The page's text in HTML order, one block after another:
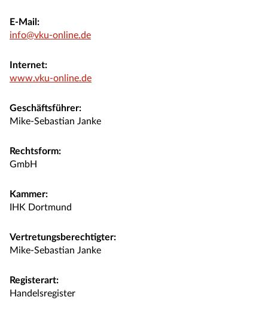
E-Mail:
info@vku-online.de
Internet:
www.vku-online.de
Geschäftsführer:
Mike-Sebastian Janke
Rechtsform:
GmbH
Kammer:
IHK Dortmund
Vertretungsberechtigter:
Mike-Sebastian Janke
Registerart:
Handelsregister